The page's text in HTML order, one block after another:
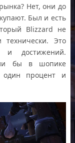
Нет, они до
Был и есть
Blizzard не
Это
и достижений.
бы в шопике
процент и